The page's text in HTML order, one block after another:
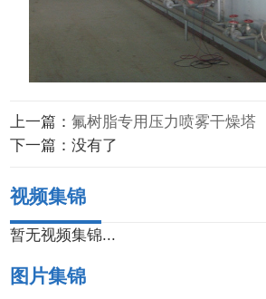
上一篇：氟树脂专用压力喷雾干燥塔
下一篇：没有了
视频集锦
暂无视频集锦...
图片集锦